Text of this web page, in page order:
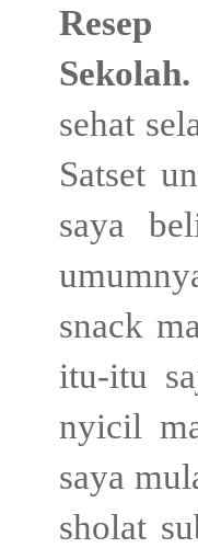
Sekolah.
sehat
Satset
saya
snack
itu-itu
nyicil
saya
sholat